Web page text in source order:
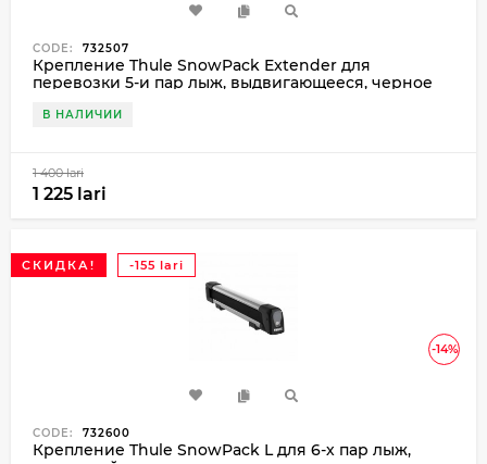
CODE: 732507
Крепление Thule SnowPack Extender для
перевозки 5-и пар лыж, выдвигающееся, черное
В НАЛИЧИИ
1 400 lari
1 225 lari
-14%
СКИДКА! -155 lari
CODE: 732600
Крепление Thule SnowPack L для 6-х пар лыж,